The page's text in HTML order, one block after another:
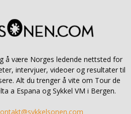
å være Norges ledende nettsted for
intervjuer, videoer og resultater til
Alt du trenger å vite om Tour de
a Espana og Sykkel VM i Bergen.